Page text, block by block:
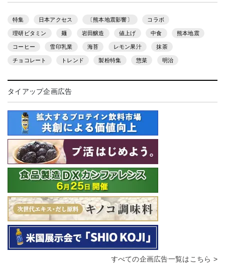
特集 日本アクセス 〔熊本地震影響〕 コラボ
理研ビタミン 麺 岩田醸造 値上げ 中食 熊本地震
コーヒー 雪印乳業 海苔 レモン果汁 抹茶
チョコレート トレンド 製粉特集 惣菜 明治
タイアップ企画広告
すべての企画広告一覧はこちら >